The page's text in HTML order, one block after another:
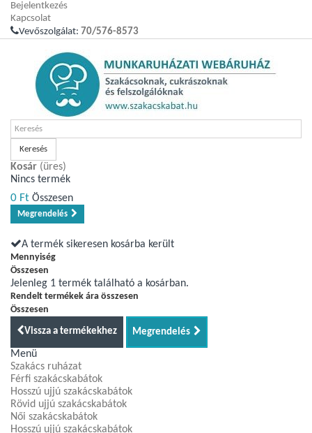
Bejelentkezés
Kapcsolat
Vevőszolgálat: 70/576-8573
Keresés
Kosár (üres)
Nincs termék
0 Ft‎ Összesen
Megrendelés
A termék sikeresen kosárba került
Mennyiség
Összesen
Jelenleg 1 termék található a kosárban.
Rendelt termékek ára összesen
Összesen
Vissza a termékekhez Megrendelés
Menü
Szakács ruházat
Férfi szakácskabátok
Hosszú ujjú szakácskabátok
Rövid ujjú szakácskabátok
Női szakácskabátok
Hosszú ujjú szakácskabátok